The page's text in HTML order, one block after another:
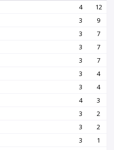
4
12
3
9
3
7
3
7
3
7
3
4
3
4
4
3
3
2
3
2
3
1